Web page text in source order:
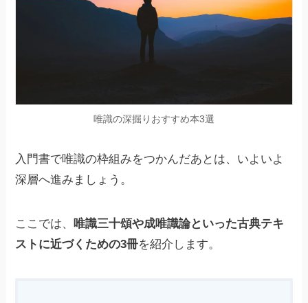
唯識の深掘りおすすめ本3選
入門書で唯識の枠組みをつかんだあとは、いよいよ
深層へ進みましょう。
ここでは、 唯識三十頌や成唯識論といった古典テキ
ストに近づくための3冊を紹介します。